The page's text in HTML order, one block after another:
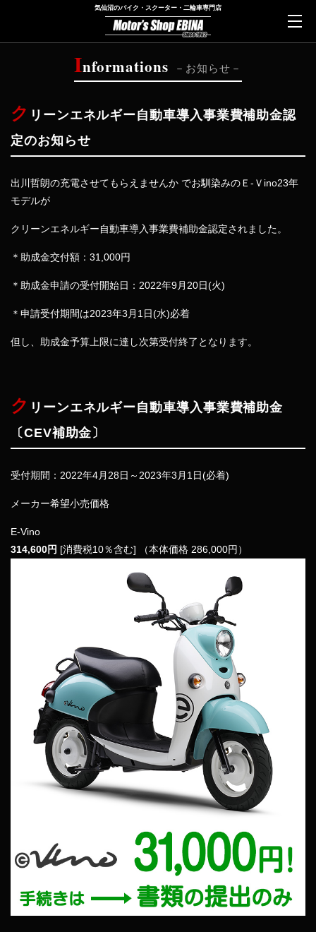
気仙沼のバイク・スクーター・二輪車専門店
Informations お知らせ
ク リーンエネルギー自動車導入事業費補助金認
定のお知らせ
出川哲朗の充電させてもらえませんか でお馴染みのＥ-Ｖino23年
モデルが
クリーンエネルギー自動車導入事業費補助金認定されました。
＊助成金交付額：31,000円
＊助成金申請の受付開始日：2022年9月20日(火)
＊申請受付期間は2023年3月1日(水)必着
但し、助成金予算上限に達し次第受付終了となります。
ク リーンエネルギー自動車導入事業費補助金
〔CEV補助金〕
受付期間：2022年4月28日～2023年3月1日(必着)
メーカー希望小売価格
E-Vino
314,600円 [消費税10％含む] （本体価格 286,000円）